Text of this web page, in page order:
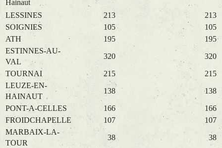
Hainaut
LESSINES
213
213
SOIGNIES
105
105
ATH
195
195
ESTINNES-AU-
VAL
320 320
TOURNAI 215
215
LEUZE-EN-
HAINAUT
138 138
PONT-A-CELLES 166
166
FROIDCHAPELLE
107
107
MARBAIX-LA-
TOUR
38 38